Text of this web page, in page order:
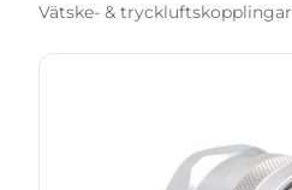
Vätske- & tryckluftskopplingar